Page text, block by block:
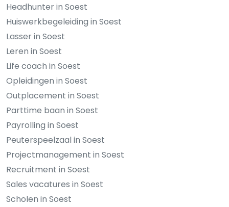
Headhunter in Soest
Huiswerkbegeleiding in Soest
Lasser in Soest
Leren in Soest
Life coach in Soest
Opleidingen in Soest
Outplacement in Soest
Parttime baan in Soest
Payrolling in Soest
Peuterspeelzaal in Soest
Projectmanagement in Soest
Recruitment in Soest
Sales vacatures in Soest
Scholen in Soest